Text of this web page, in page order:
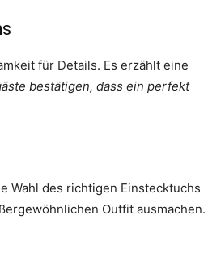
für Details. Es erzählt eine
bestätigen, dass ein perfekt
Wahl des richtigen Einstecktuchs
Outfit ausmachen.